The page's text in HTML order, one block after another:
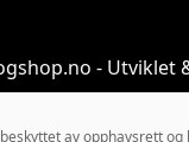
- Utviklet
av opphavsrett